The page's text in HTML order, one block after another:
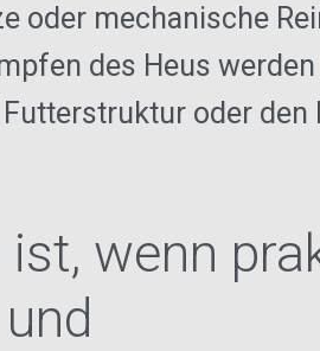
oder mechanische
des Heus
oder
wenn